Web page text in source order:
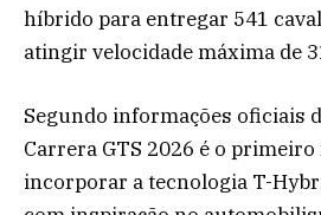
híbrido para entregar 541
atingir velocidade máxima de
Segundo informações oficiais
Carrera GTS 2026 é o
incorporar a tecnologia T-